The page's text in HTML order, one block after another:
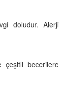
doludur. Alerji
çeşitli becerilere